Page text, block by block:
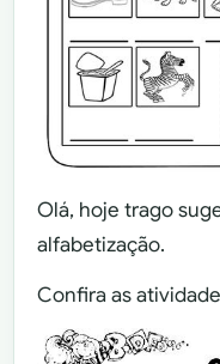
Olá, hoje trago
alfabetização.
Confira as